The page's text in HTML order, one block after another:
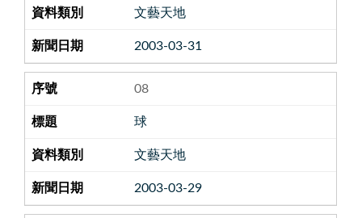
文藝天地
2003-03-31
08
球
文藝天地
2003-03-29